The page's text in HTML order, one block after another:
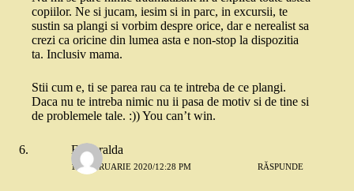
copiilor. Ne si jucam, iesim si in parc, in excursii, te
sustin sa plangi si vorbim despre orice, dar e nerealist sa
crezi ca oricine din lumea asta e non-stop la dispozitia
ta. Inclusiv mama.
Stii cum e, ti se parea rau ca te intreba de ce plangi.
Daca nu te intreba nimic nu ii pasa de motiv si de tine si
de problemele tale. :)) You can’t win.
Esmeralda
19 FEBRUARIE 2020/12:28 PM RĂSPUNDE